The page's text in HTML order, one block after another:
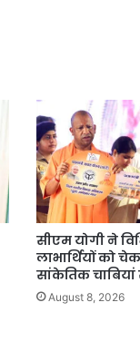
सीएम योगी ने
लाभार्थियों को
सांकेतिक चाबियां
August 8, 2026